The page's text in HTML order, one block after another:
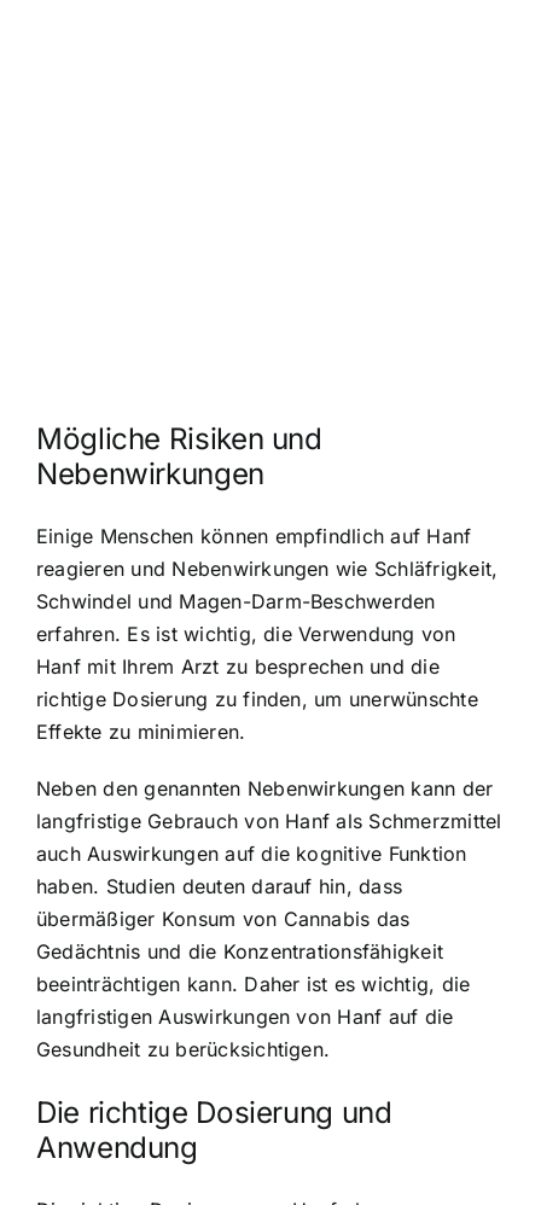
Mögliche Risiken und
Nebenwirkungen
Einige Menschen können empfindlich auf Hanf
reagieren und Nebenwirkungen wie Schläfrigkeit,
Schwindel und Magen-Darm-Beschwerden
erfahren. Es ist wichtig, die Verwendung von
Hanf mit Ihrem Arzt zu besprechen und die
richtige Dosierung zu finden, um unerwünschte
Effekte zu minimieren.
Neben den genannten Nebenwirkungen kann der
langfristige Gebrauch von Hanf als Schmerzmittel
auch Auswirkungen auf die kognitive Funktion
haben. Studien deuten darauf hin, dass
übermäßiger Konsum von Cannabis das
Gedächtnis und die Konzentrationsfähigkeit
beeinträchtigen kann. Daher ist es wichtig, die
langfristigen Auswirkungen von Hanf auf die
Gesundheit zu berücksichtigen.
Die richtige Dosierung und
Anwendung